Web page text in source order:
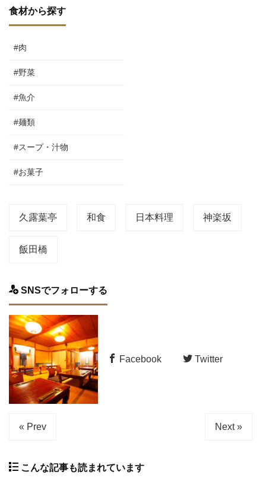
食材から探す
#肉
#野菜
#魚介
#麺類
#スープ・汁物
#お菓子
久露葉亭 和食 日本料理 神楽坂
飯田橋
SNSでフォローする
Facebook Twitter
« Prev Next »
こんな記事も読まれています